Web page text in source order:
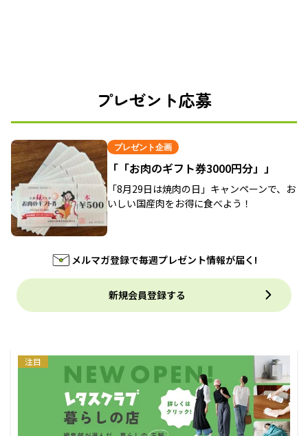
プレゼント応募
プレゼント企画
「「お肉のギフト券3000円分」」
「8月29日は焼肉の日」キャンペーンで、お
いしい国産肉をお得に食べよう！
メルマガ登録で毎週プレゼント情報が届く!
新規会員登録する
注目